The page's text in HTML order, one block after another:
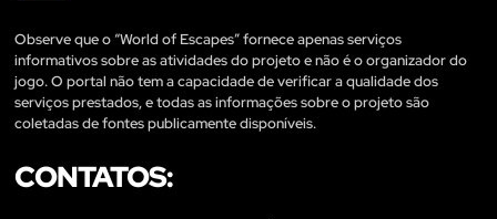
Observe que o “World of Escapes” fornece apenas serviços
informativos sobre as atividades do projeto e não é o organizador do
jogo. O portal não tem a capacidade de verificar a qualidade dos
serviços prestados, e todas as informações sobre o projeto são
coletadas de fontes publicamente disponíveis.
CONTATOS: